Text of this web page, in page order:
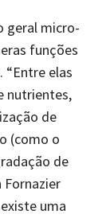
geral micro-
funções
“Entre elas
nutrientes,
de
(como o
de
uma